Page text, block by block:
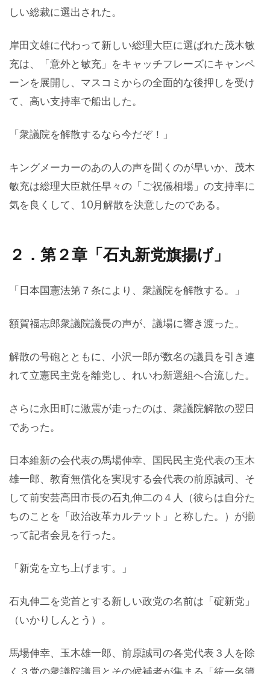
しい総裁に選出された。
岸田文雄に代わって新しい総理大臣に選ばれた茂木敏
充は、「意外と敏充」をキャッチフレーズにキャンペ
ーンを展開し、マスコミからの全面的な後押しを受け
て、高い支持率で船出した。
「衆議院を解散するなら今だぞ！」
キングメーカーのあの人の声を聞くのが早いか、茂木
敏充は総理大臣就任早々の「ご祝儀相場」の支持率に
気を良くして、10月解散を決意したのである。
２．第２章「石丸新党旗揚げ」
「日本国憲法第７条により、衆議院を解散する。」
額賀福志郎衆議院議長の声が、議場に響き渡った。
解散の号砲とともに、小沢一郎が数名の議員を引き連
れて立憲民主党を離党し、れいわ新選組へ合流した。
さらに永田町に激震が走ったのは、衆議院解散の翌日
であった。
日本維新の会代表の馬場伸幸、国民民主党代表の玉木
雄一郎、教育無償化を実現する会代表の前原誠司、そ
して前安芸高田市長の石丸伸二の４人（彼らは自分た
ちのことを「政治改革カルテット」と称した。）が揃
って記者会見を行った。
「新党を立ち上げます。」
石丸伸二を党首とする新しい政党の名前は「碇新党」
（いかりしんとう）。
馬場伸幸、玉木雄一郎、前原誠司の各党代表３人を除
く３党の衆議院議員とその候補者が集まる「統一名簿